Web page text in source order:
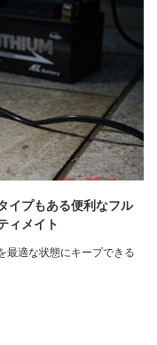
イプもある便利なフル
ィメイト
最適な状態にキープできる